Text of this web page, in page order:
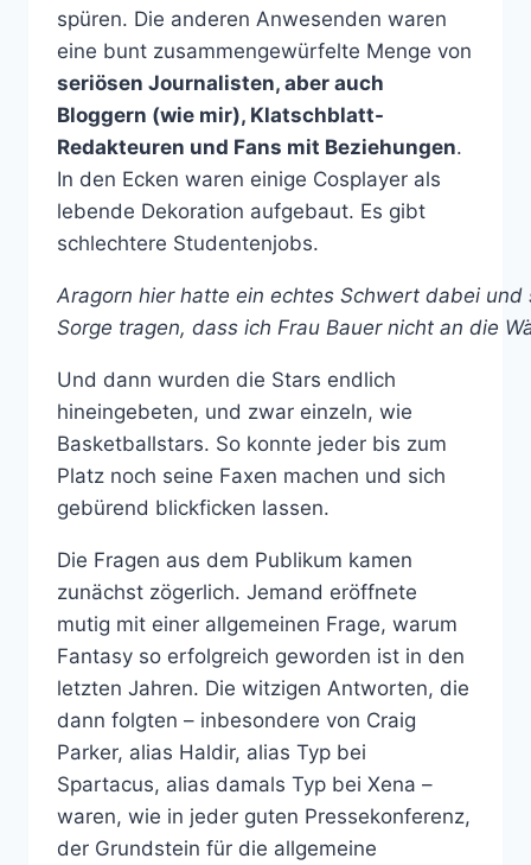
spüren. Die anderen Anwesenden waren
eine bunt zusammengewürfelte Menge von
seriösen Journalisten, aber auch
Bloggern (wie mir), Klatschblatt-
Redakteuren und Fans mit Beziehungen.
In den Ecken waren einige Cosplayer als
lebende Dekoration aufgebaut. Es gibt
schlechtere Studentenjobs.
Aragorn hier hatte ein echtes Schwert dabei
Sorge tragen, dass ich Frau Bauer nicht an die
Und dann wurden die Stars endlich
hineingebeten, und zwar einzeln, wie
Basketballstars. So konnte jeder bis zum
Platz noch seine Faxen machen und sich
gebürend blickficken lassen.
Die Fragen aus dem Publikum kamen
zunächst zögerlich. Jemand eröffnete
mutig mit einer allgemeinen Frage, warum
Fantasy so erfolgreich geworden ist in den
letzten Jahren. Die witzigen Antworten, die
dann folgten – inbesondere von Craig
Parker, alias Haldir, alias Typ bei
Spartacus, alias damals Typ bei Xena –
waren, wie in jeder guten Pressekonferenz,
der Grundstein für die allgemeine